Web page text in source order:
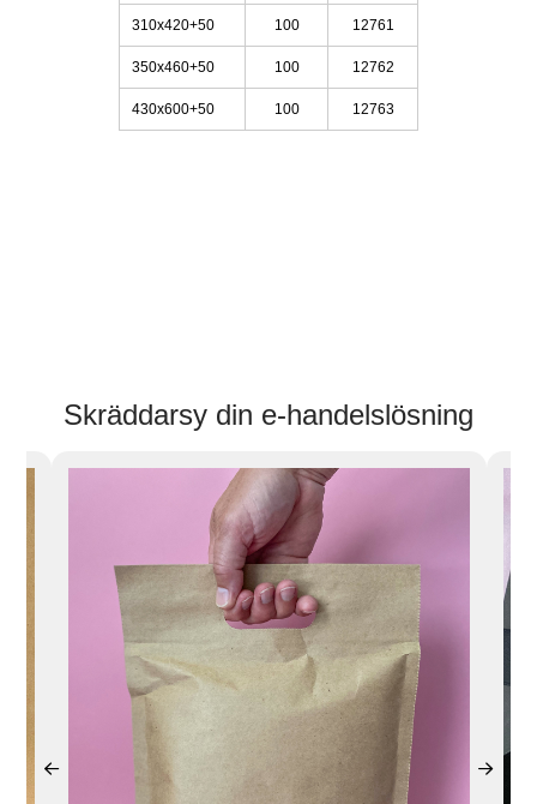
310x420+50 100 12761
350x460+50 100 12762
430x600+50 100 12763
Skräddarsy din e-handelslösning